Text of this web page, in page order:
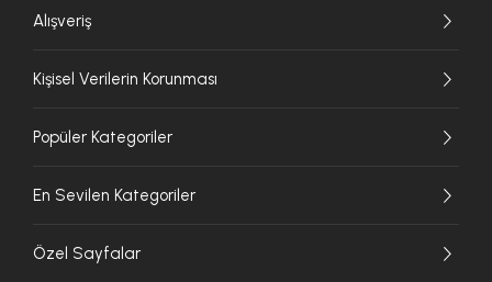
Alışveriş
Kişisel Verilerin Korunması
Popüler Kategoriler
En Sevilen Kategoriler
Özel Sayfalar